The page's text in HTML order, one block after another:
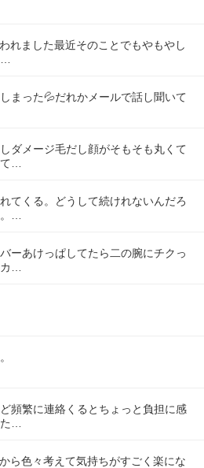
れました最近そのことでもやもやし
まった💦だれかメールで話し聞いて
ダメージ毛だし顔がそもそも丸くて
…
てくる。どうして続けれないんだろ
…
ーあけっぱしてたら二の腕にチクっ
…
頻繁に連絡くるとちょっと負担に感
…
ら色々考えて気持ちがすごく楽にな